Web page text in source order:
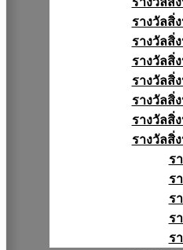
รางวัลสิ่
รางวัลสิ่
รางวัลสิ่
รางวัลสิ่
รางวัลสิ่
รางวัลสิ่
รางวัลสิ่
ร
ร
ร
ร
ร